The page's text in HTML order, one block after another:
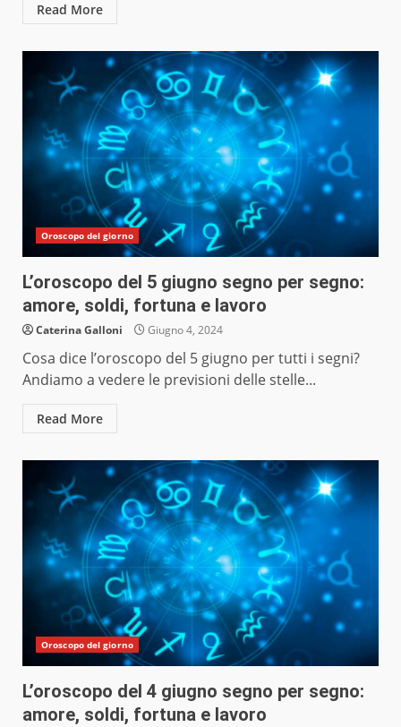
Read More
Oroscopo del giorno
L’oroscopo del 5 giugno segno per segno:
amore, soldi, fortuna e lavoro
Caterina Galloni Giugno 4, 2024
Cosa dice l’oroscopo del 5 giugno per tutti i segni?
Andiamo a vedere le previsioni delle stelle...
Read More
Oroscopo del giorno
L’oroscopo del 4 giugno segno per segno:
amore, soldi, fortuna e lavoro